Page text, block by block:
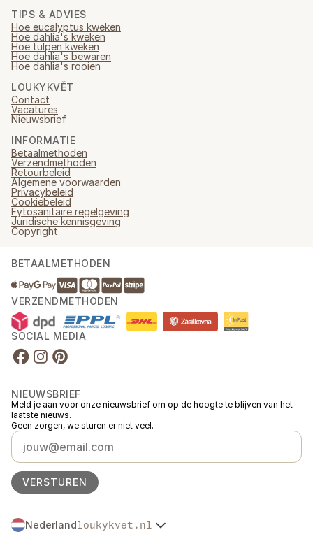
TIPS & ADVIES
Hoe eucalyptus kweken
Hoe dahlia's kweken
Hoe tulpen kweken
Hoe dahlia's bewaren
Hoe dahlia's rooien
LOUKYKVĚT
Contact
Vacatures
Nieuwsbrief
INFORMATIE
Betaalmethoden
Verzendmethoden
Retourbeleid
Algemene voorwaarden
Privacybeleid
Cookiebeleid
Fytosanitaire regelgeving
Juridische kennisgeving
Copyright
BETAALMETHODEN
VERZENDMETHODEN
SOCIAL MEDIA
NIEUWSBRIEF
Meld je aan voor onze nieuwsbrief om op de hoogte te blijven van het
laatste nieuws.
Geen zorgen, we sturen er niet veel.
VERSTUREN
Nederlandloukykvet.nl
Česko